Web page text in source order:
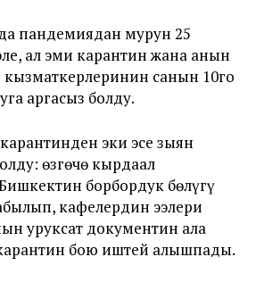
пандемиядан мурун 25
ал эми карантин жана анын
кызматкерлеринин санын 10го
аргасыз болду.
эки эсе зыян
өзгөчө кырдаал
борбордук бөлүгү
кафелердин ээлери
уруксат документин ала
бою иштей алышпады.